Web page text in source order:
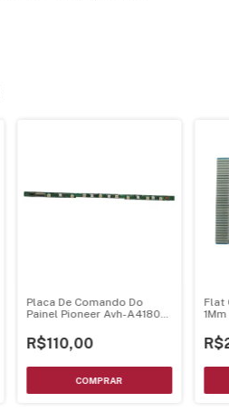
Placa De Comando Do
Painel Pioneer Avh-A4180Tv
R$110,00
Flat